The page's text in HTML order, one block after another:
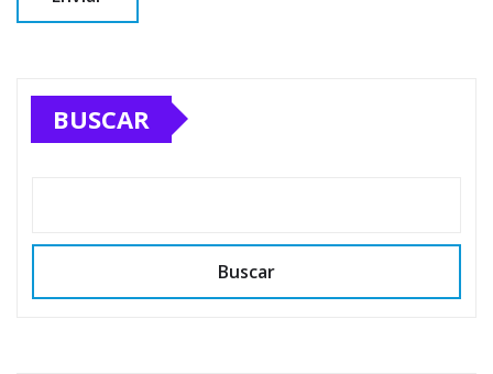
BUSCAR
Buscar